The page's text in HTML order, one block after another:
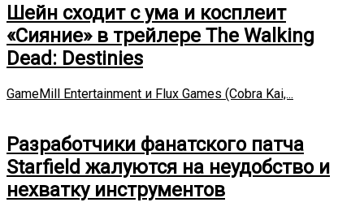
Шейн сходит с ума и косплеит
«Сияние» в трейлере The Walking
Dead: Destinies
GameMill Entertainment и Flux Games (Cobra Kai,...
Разработчики фанатского патча
Starfield жалуются на неудобство и
нехватку инструментов